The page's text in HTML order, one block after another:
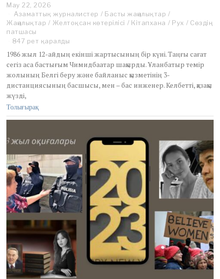
May 22, 2026
Азаматтық журналистер / Басты жаңалықтар /
Жаңалықтар / Желтоқсан көтерілісі / Кітапхана / Рух / Сөздің
патшасы
847 рет қаралды
1986 жыл 12-айдың екінші жартысының бір күні. Таңғы сағат
сегіз аса бастығым Чимидбаатар шақырды. Ұланбатыр темір
жолының Белгі беру және байланыс қызметінің 3-
дистанциясының басшысы, мен – бас инженер. Келбетті, қазақы
жүзді,
Толығырақ